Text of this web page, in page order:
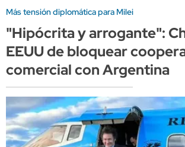
Más tensión diplomática para Milei
"Hipócrita y arrogante":
EEUU de bloquear
comercial con Argentina